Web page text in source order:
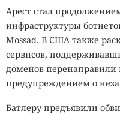
Арест стал
инфраструктуры
Mossad. В США также
сервисов,
доменов перенаправили
предупреждением о
Батлеру предъявили